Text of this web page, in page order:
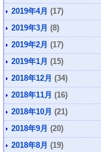
2019年4月 (17)
2019年3月 (8)
2019年2月 (17)
2019年1月 (15)
2018年12月 (34)
2018年11月 (16)
2018年10月 (21)
2018年9月 (20)
2018年8月 (19)